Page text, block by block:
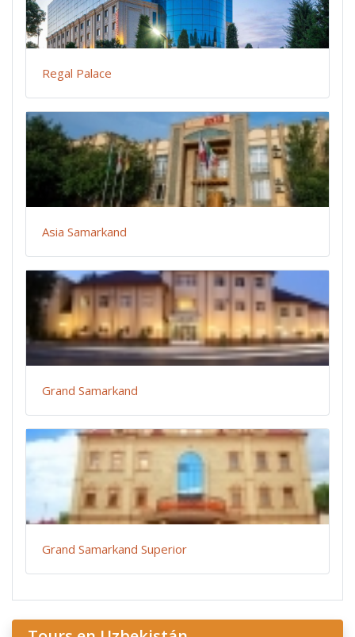
Regal Palace
Asia Samarkand
Grand Samarkand
Grand Samarkand Superior